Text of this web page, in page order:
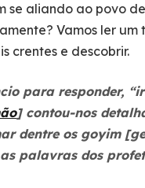
se aliando ao povo
Vamos ler
crentes e descobrir.
para responder,
] contou-nos
dentre os goyim
palavras dos